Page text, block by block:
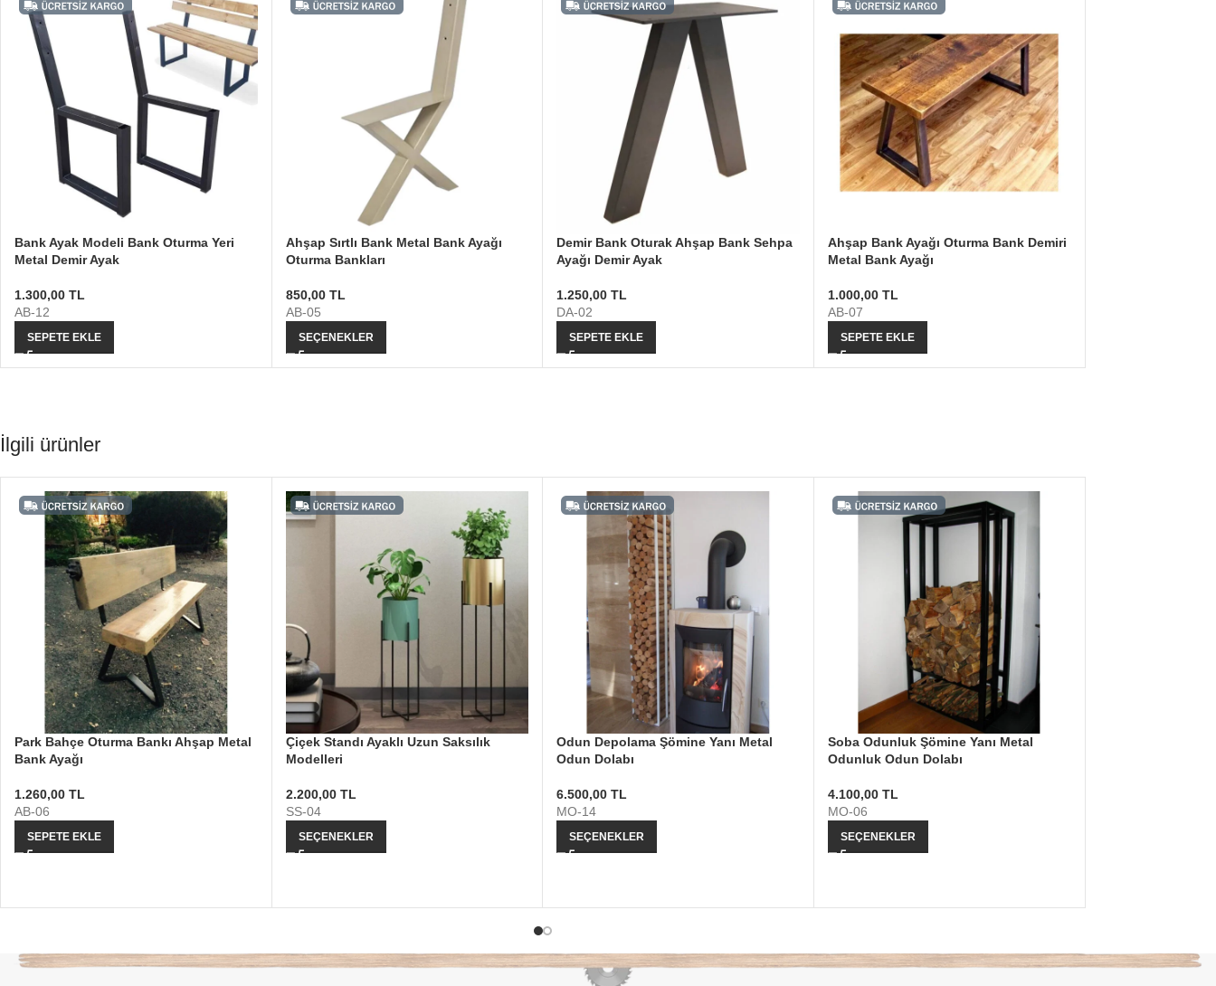
Bank Ayak Modeli Bank Oturma Yeri
Metal Demir Ayak
1.300,00 TL
AB-12
SEPETE EKLE
Ahşap Sırtlı Bank Metal Bank Ayağı
Oturma Bankları
850,00 TL
AB-05
SEÇENEKLER
Demir Bank Oturak Ahşap Bank Sehpa
Ayağı Demir Ayak
1.250,00 TL
DA-02
SEPETE EKLE
Ahşap Bank Ayağı Oturma Bank Demiri
Metal Bank Ayağı
1.000,00 TL
AB-07
SEPETE EKLE
İlgili ürünler
Park Bahçe Oturma Bankı Ahşap Metal
Bank Ayağı
1.260,00 TL
AB-06
SEPETE EKLE
Çiçek Standı Ayaklı Uzun Saksılık
Modelleri
2.200,00 TL
SS-04
SEÇENEKLER
Odun Depolama Şömine Yanı Metal
Odun Dolabı
6.500,00 TL
MO-14
SEÇENEKLER
Soba Odunluk Şömine Yanı Metal
Odunluk Odun Dolabı
4.100,00 TL
MO-06
SEÇENEKLER